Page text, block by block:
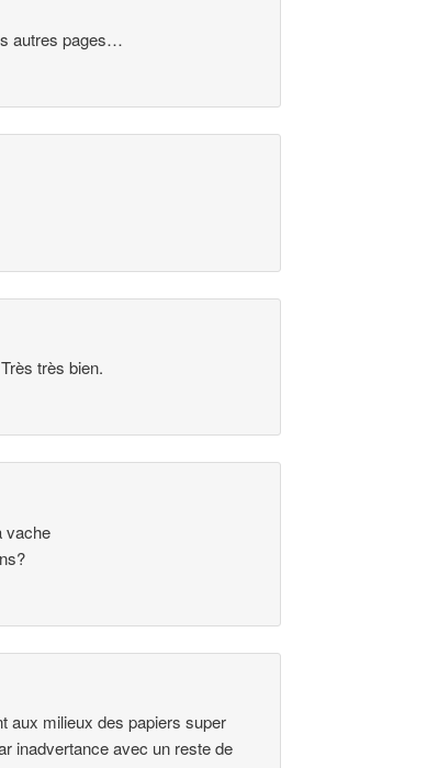
autres pages…
très bien.
vache
aux milieux des papiers super
inadvertance avec un reste de